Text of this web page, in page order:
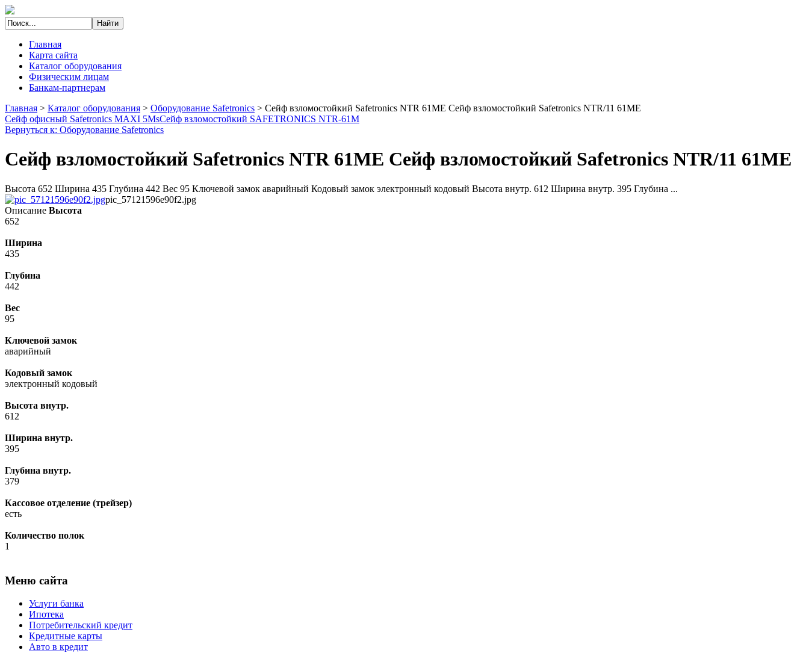
Главная
Карта сайта
Каталог оборудования
Физическим лицам
Банкам-партнерам
Главная > Каталог оборудования > Оборудование Safetronics > Сейф взломостойкий Safetronics NTR 61ME Сейф взломостойкий Safetronics NTR/11 61ME
Сейф офисный Safetronics MAXI 5MsСейф взломостойкий SAFETRONICS NTR-61M
Вернуться к: Оборудование Safetronics
Сейф взломостойкий Safetronics NTR 61ME Сейф взломостойкий Safetronics NTR/11 61ME
Высота 652 Ширина 435 Глубина 442 Вес 95 Ключевой замок аварийный Кодовый замок электронный кодовый Высота внутр. 612 Ширина внутр. 395 Глубина ...
pic_57121596e90f2.jpg
Описание Высота
652
Ширина
435
Глубина
442
Вес
95
Ключевой замок
аварийный
Кодовый замок
электронный кодовый
Высота внутр.
612
Ширина внутр.
395
Глубина внутр.
379
Кассовое отделение (трейзер)
есть
Количество полок
1
Меню сайта
Услуги банка
Ипотека
Потребительский кредит
Кредитные карты
Авто в кредит